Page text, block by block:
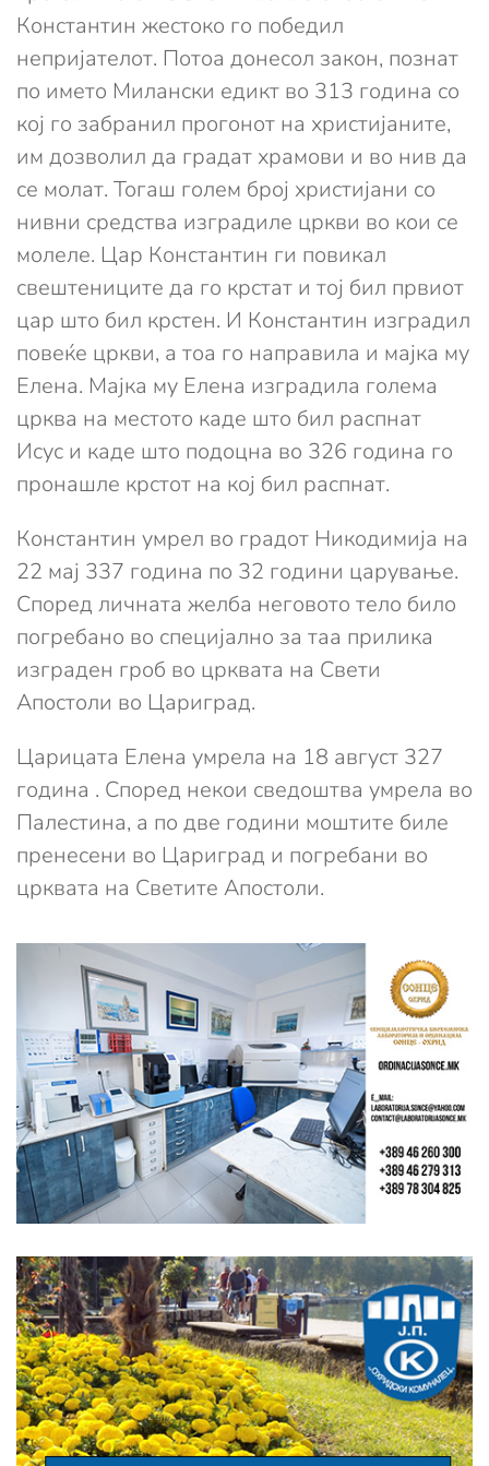
Константин жестоко го победил
непријателот. Потоа донесол закон, познат
по името Милански едикт во 313 година со
кој го забранил прогонот на христијаните,
им дозволил да градат храмови и во нив да
се молат. Тогаш голем број христијани со
нивни средства изградиле цркви во кои се
молеле. Цар Константин ги повикал
свештениците да го крстат и тој бил првиот
цар што бил крстен. И Константин изградил
повеќе цркви, а тоа го направила и мајка му
Елена. Мајка му Елена изградила голема
црква на местото каде што бил распнат
Исус и каде што подоцна во 326 година го
пронашле крстот на кој бил распнат.
Константин умрел во градот Никодимија на
22 мај 337 година по 32 години царување.
Според личната желба неговото тело било
погребано во специјално за таа прилика
изграден гроб во црквата на Свети
Апостоли во Цариград.
Царицата Елена умрела на 18 август 327
година . Според некои сведоштва умрела во
Палестина, а по две години моштите биле
пренесени во Цариград и погребани во
црквата на Светите Апостоли.